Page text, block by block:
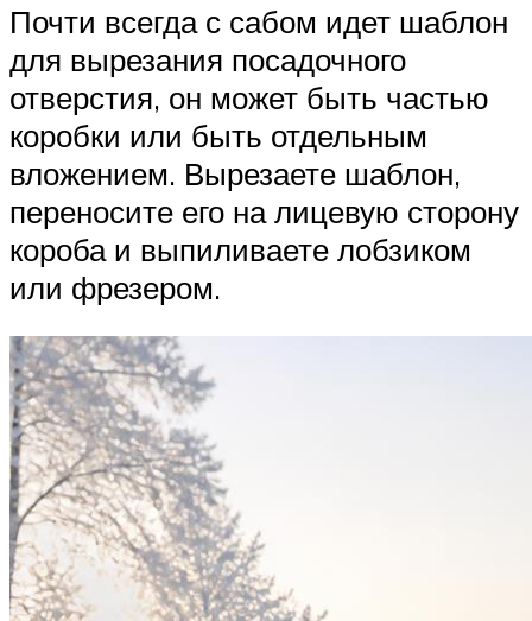
Почти всегда с сабом идет шаблон
для вырезания посадочного
отверстия, он может быть частью
коробки или быть отдельным
вложением. Вырезаете шаблон,
переносите его на лицевую сторону
короба и выпиливаете лобзиком
или фрезером.